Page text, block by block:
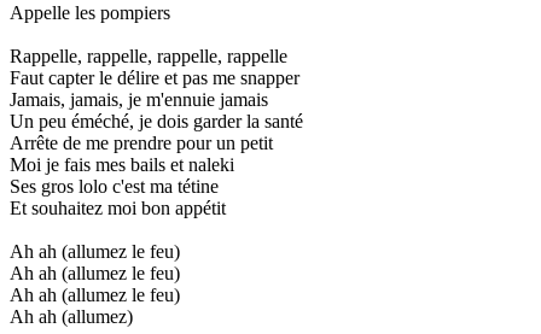
Appelle les pompiers
Rappelle, rappelle, rappelle, rappelle
Faut capter le délire et pas me snapper
Jamais, jamais, je m'ennuie jamais
Un peu éméché, je dois garder la santé
Arrête de me prendre pour un petit
Moi je fais mes bails et naleki
Ses gros lolo c'est ma tétine
Et souhaitez moi bon appétit
Ah ah (allumez le feu)
Ah ah (allumez le feu)
Ah ah (allumez le feu)
Ah ah (allumez)